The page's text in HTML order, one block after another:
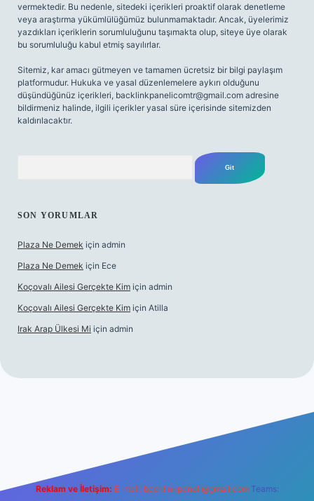
vermektedir. Bu nedenle, sitedeki içerikleri proaktif olarak denetleme
veya araştırma yükümlülüğümüz bulunmamaktadır. Ancak, üyelerimiz
yazdıkları içeriklerin sorumluluğunu taşımakta olup, siteye üye olarak
bu sorumluluğu kabul etmiş sayılırlar.
Sitemiz, kar amacı gütmeyen ve tamamen ücretsiz bir bilgi paylaşım
platformudur. Hukuka ve yasal düzenlemelere aykırı olduğunu
düşündüğünüz içerikleri, backlinkpanelicomtr@gmail.com adresine
bildirmeniz halinde, ilgili içerikler yasal süre içerisinde sitemizden
kaldırılacaktır.
SON YORUMLAR
Plaza Ne Demek için admin
Plaza Ne Demek için Ece
Koçovalı Ailesi Gerçekte Kim için admin
Koçovalı Ailesi Gerçekte Kim için Atilla
Irak Arap Ülkesi Mi için admin
Reklam ve İletişim: E-mail: backlinkpaneli@gmail.com Teams: